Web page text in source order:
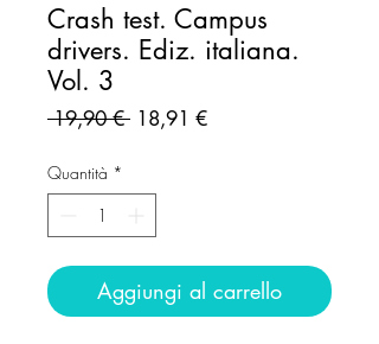
Crash test. Campus
drivers. Ediz. italiana.
Vol. 3
19,90 € Prezzo
18,91 €Prezzo
Quantità *
Aggiungi al carrello